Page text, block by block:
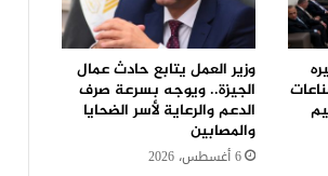
وزير العمل يتابع حادث عمال
الجيزة.. ويوجه بسرعة صرف
الدعم والرعاية لأسر الضحايا
والمصابين
6 أغسطس، 2026